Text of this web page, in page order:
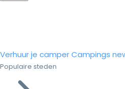
Verhuur je camperCampings
Populaire steden